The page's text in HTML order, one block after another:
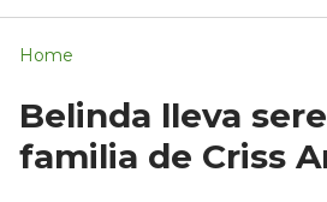
Home
Belinda lleva
familia de Criss